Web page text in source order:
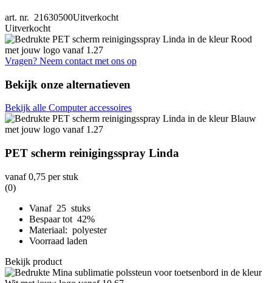
art. nr. 21630500Uitverkocht
Uitverkocht
Vragen? Neem contact met ons op
Bekijk onze alternatieven
Bekijk alle Computer accessoires
PET scherm reinigingsspray Linda
vanaf0,75 per stuk
(0)
Vanaf 25 stuks
Bespaar tot 42%
Materiaal: polyester
Voorraad laden
Bekijk product